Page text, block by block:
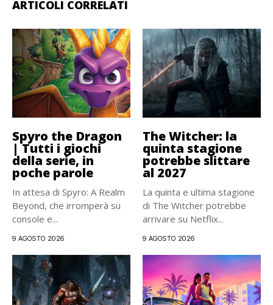
ARTICOLI CORRELATI
Spyro the Dragon
| Tutti i giochi
della serie, in
poche parole
In attesa di Spyro: A Realm
Beyond, che irromperà su
console e...
9 AGOSTO 2026
The Witcher: la
quinta stagione
potrebbe slittare
al 2027
La quinta e ultima stagione
di The Witcher potrebbe
arrivare su Netflix...
9 AGOSTO 2026